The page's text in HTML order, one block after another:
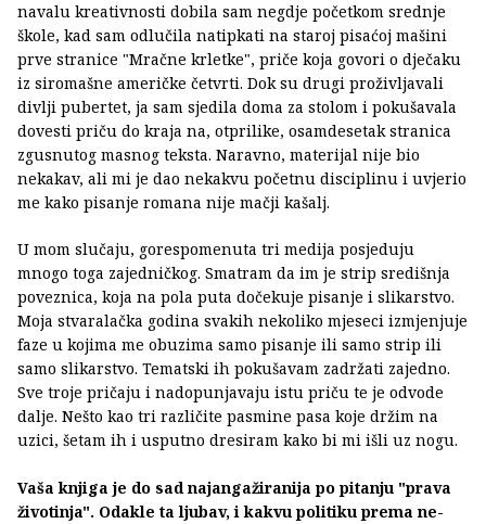
navalu kreativnosti dobila sam negdje početkom srednje
škole, kad sam odlučila natipkati na staroj pisaćoj mašini
prve stranice "Mračne krletke", priče koja govori o dječaku
iz siromašne američke četvrti. Dok su drugi proživljavali
divlji pubertet, ja sam sjedila doma za stolom i pokušavala
dovesti priču do kraja na, otprilike, osamdesetak stranica
zgusnutog masnog teksta. Naravno, materijal nije bio
nekakav, ali mi je dao nekakvu početnu disciplinu i uvjerio
me kako pisanje romana nije mačji kašalj.
U mom slučaju, gorespomenuta tri medija posjeduju
mnogo toga zajedničkog. Smatram da im je strip središnja
poveznica, koja na pola puta dočekuje pisanje i slikarstvo.
Moja stvaralačka godina svakih nekoliko mjeseci izmjenjuje
faze u kojima me obuzima samo pisanje ili samo strip ili
samo slikarstvo. Tematski ih pokušavam zadržati zajedno.
Sve troje pričaju i nadopunjavaju istu priču te je odvode
dalje. Nešto kao tri različite pasmine pasa koje držim na
uzici, šetam ih i usputno dresiram kako bi mi išli uz nogu.
Vaša knjiga je do sad najangažiranija po pitanju "prava
životinja". Odakle ta ljubav, i kakvu politiku prema ne-